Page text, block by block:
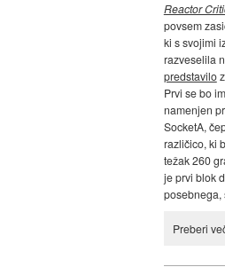
Reactor
povsem
ki s svojimi
razveselila
predstavilo
Prvi se bo
namenjen
SocketA,
različico, ki
težak 260
je prvi blok
posebnega,
Preberi